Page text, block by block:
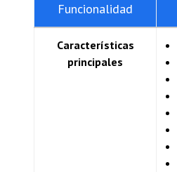
Funcionalidad
Características
principales